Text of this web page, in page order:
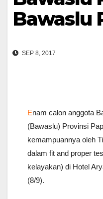
Bawaslu
SEP 8, 2017
Enam calon anggota
(Bawaslu) Provinsi
kemampuannya oleh
dalam fit and proper
kelayakan) di Hotel
(8/9).